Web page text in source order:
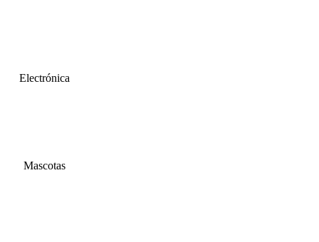
Electrónica
Mascotas